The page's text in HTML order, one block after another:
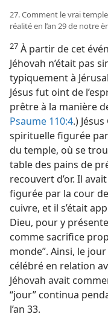
27. Comment le vrai
réalité en l’an 29 de notre
27 À partir de cet
Jéhovah n’était pas
typiquement à
Jésus fut oint de
prêtre à la manière
Psaume 110:4.)
spirituelle figurée
du temple, où se
table des pains de
recouvert d’or. Il
figurée par la cour
cuivre, et il s’était
Dieu, pour y
comme sacrifice
monde”. Ainsi, le
célébré en relation
Jéhovah avait
“jour” continua
l’an 33.